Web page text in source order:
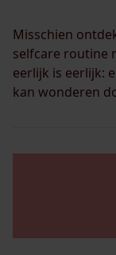
Misschien
selfcare routine
eerlijk is eerlijk:
kan wonderen